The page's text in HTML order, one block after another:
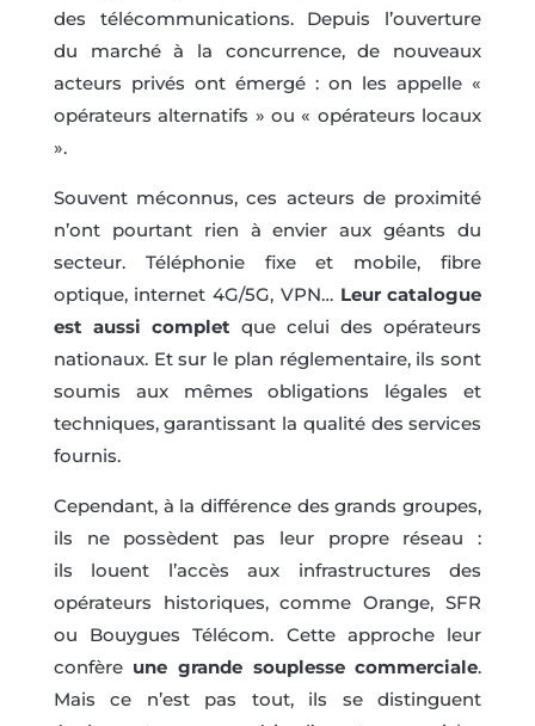
des télécommunications. Depuis l’ouverture
du marché à la concurrence, de nouveaux
acteurs privés ont émergé : on les appelle «
opérateurs alternatifs » ou « opérateurs locaux
».
Souvent méconnus, ces acteurs de proximité
n’ont pourtant rien à envier aux géants du
secteur. Téléphonie fixe et mobile, fibre
optique, internet 4G/5G, VPN… Leur catalogue
est aussi completque celui des opérateurs
nationaux. Et sur le plan réglementaire, ils sont
soumis aux mêmes obligations légales et
techniques, garantissant la qualité des services
fournis.
Cependant, à la différence des grands groupes,
ils ne possèdent pas leur propre réseau :
ils louent l’accès aux infrastructures des
opérateurs historiques, comme Orange, SFR
ou Bouygues Télécom. Cette approche leur
confère une grande souplesse commerciale.
Mais ce n’est pas tout, ils se distinguent